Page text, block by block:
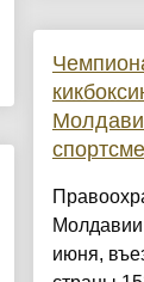
Молдавии
июня,